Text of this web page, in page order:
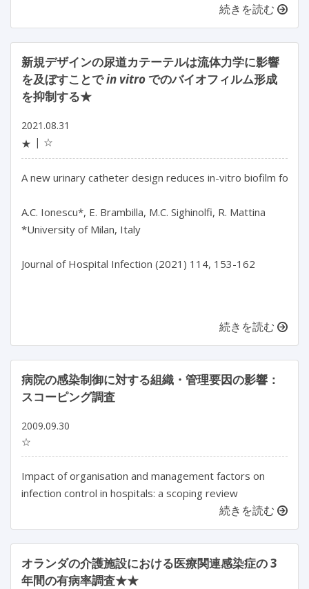
続きを読む
新規デザインの尿道カテーテルは流体力学に影響
を及ぼすことでin vitroでのバイオフィルム形成
を抑制する★
2021.08.31
★
☆
A new urinary catheter design reduces in-vitro biofilm
A.C. Ionescu*, E. Brambilla, M.C. Sighinolfi, R. Mattina
*University of Milan, Italy
Journal of Hospital Infection (2021) 114, 153-162
続きを読む
病院の感染制御に対する組織・管理要因の影響：
スコーピング調査
2009.09.30
☆
Impact of organisation and management factors on
infection control in hospitals: a scoping review
続きを読む
オランダの介護施設における医療関連感染症の 3
年間の有病率調査★★